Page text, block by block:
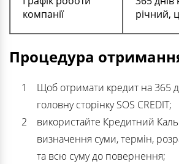
компанії
річний,
Процедура
Щоб отримати кредит на 365
головну сторінку SOS CREDIT;
використайте Кредитний
визначення суми, термін,
та всю суму до повернення;